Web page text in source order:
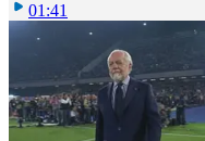
01:41